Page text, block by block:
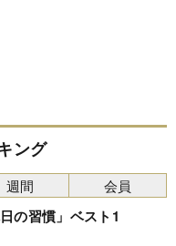
ング
の習慣」ベスト1
週間 会員